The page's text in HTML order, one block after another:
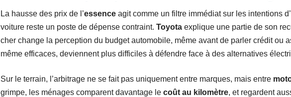
La hausse des prix de l’essence agit comme un filtre immédiat sur les intentions
voiture reste un poste de dépense contraint. Toyota explique une partie de son
cher change la perception du budget automobile, même avant de parler crédit ou
même efficaces, deviennent plus difficiles à défendre face à des alternatives
Sur le terrain, l’arbitrage ne se fait pas uniquement entre marques, mais entre
grimpe, les ménages comparent davantage le coût au kilomètre, et regardent